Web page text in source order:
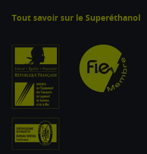
Tout savoir sur le Superéthanol